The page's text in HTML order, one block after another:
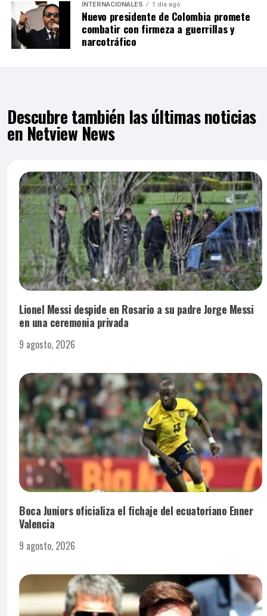
INTERNACIONALES 1 día ago
Nuevo presidente de Colombia promete
combatir con firmeza a guerrillas y
narcotráfico
Descubre también las últimas noticias
en Netview News
Lionel Messi despide en Rosario a su padre Jorge Messi
en una ceremonia privada
9 agosto, 2026
Boca Juniors oficializa el fichaje del ecuatoriano Enner
Valencia
9 agosto, 2026